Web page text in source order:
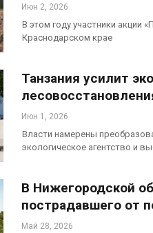
Июн 2, 2026
В этом году участники акции
Краснодарском крае
Танзания усилит
Июн 1, 2026
Власти намерены
экологическое агентство и
В Нижегородской
пострадавшего от
Май 28, 2026
Авг 5, 2026
Авг 5, 2026